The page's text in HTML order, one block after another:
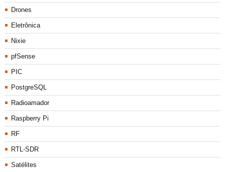
Drones
Eletrônica
Nixie
pfSense
PIC
PostgreSQL
Radioamador
Raspberry Pi
RF
RTL-SDR
Satélites